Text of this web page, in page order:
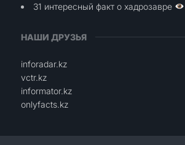
31 интересный факт о хадрозавре
НАШИ ДРУЗЬЯ
inforadar.kz
vctr.kz
informator.kz
onlyfacts.kz